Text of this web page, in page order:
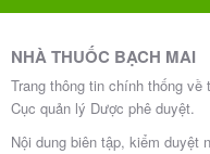
NHÀ THUỐC BẠCH MAI
Trang thông tin chính thống
Cục quản lý Dược phê duyệt.
Nội dung biên tập, kiểm duyệt